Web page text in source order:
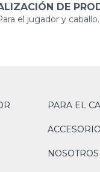
DE
el jugador y caballo.
PARA EL
NOSOTROS